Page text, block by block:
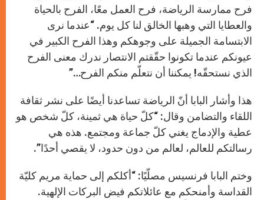
فرح ممارسة الرياضة، فرح العمل معًا، الفرح بالحياة
والعطايا التي وهبها الخالق لنا كل يوم. “عندما نرى
الابتسامة الجميلة على وجوهكم وهذا الفرح الكبير في
عيونكم عندما تكونوا حقّقتم الانتصار ندرك معنى الفرح
الذي نستحقّه! يمكننا أن نتعلّم منكم الفرح…”
هذا وأشار البابا أنّ الرياضة تساعدنا أيضًا على نشر ثقافة
اللقاء والتضامن وقال: “كلّ حياة هي ثمينة، كلّ شخص هو
عطية والإدماج يغني كلّ جماعة ومجتمع. هذه هي
رسالتكم للعالم، لعالم من دون حدود، لا يقصي أحدًا”.
وختم البابا فرنسيس مصلّيًا: “أكلكم إلى حماية مريم كليّة
القداسة وأمنحكم مع عائلاتكم فيض البركات الإلهية.